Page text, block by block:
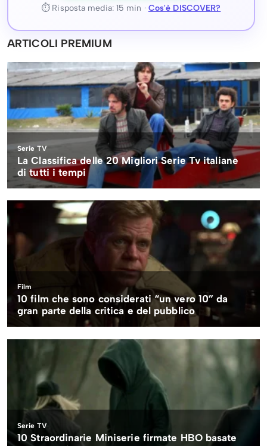
⏱ Risposta media: 15 min · Cos'è DISCOVER?
ARTICOLI PREMIUM